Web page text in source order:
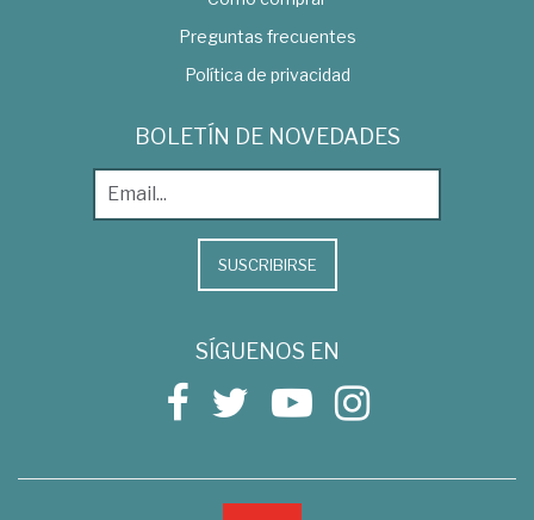
Preguntas frecuentes
Política de privacidad
BOLETÍN DE NOVEDADES
SUSCRIBIRSE
SÍGUENOS EN